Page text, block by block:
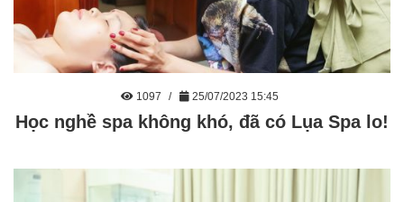
1097 25/07/2023 15:45
Học nghề spa không khó, đã có Lụa Spa lo!